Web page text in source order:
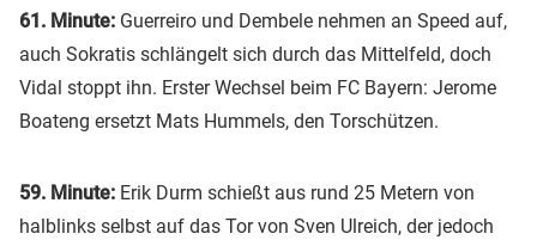
61. Minute: Guerreiro und Dembele nehmen an Speed auf,
auch Sokratis schlängelt sich durch das Mittelfeld, doch
Vidal stoppt ihn. Erster Wechsel beim FC Bayern: Jerome
Boateng ersetzt Mats Hummels, den Torschützen.
59. Minute: Erik Durm schießt aus rund 25 Metern von
halblinks selbst auf das Tor von Sven Ulreich, der jedoch